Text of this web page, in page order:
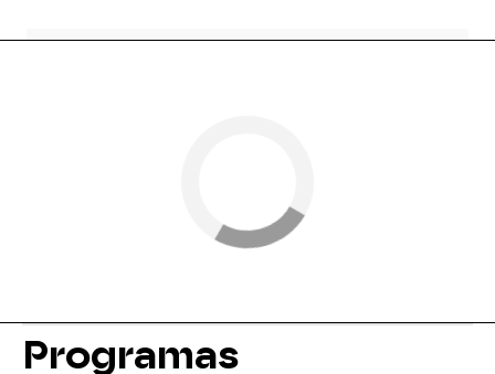
Programas